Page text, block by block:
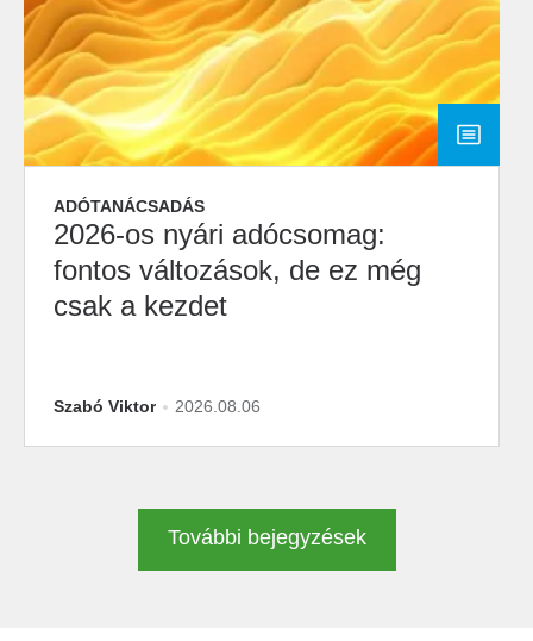
ADÓTANÁCSADÁS
2026-os nyári adócsomag:
fontos változások, de ez még
csak a kezdet
Szabó Viktor 2026.08.06
További bejegyzések